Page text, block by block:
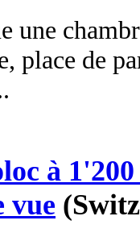
une
place de
à
vue